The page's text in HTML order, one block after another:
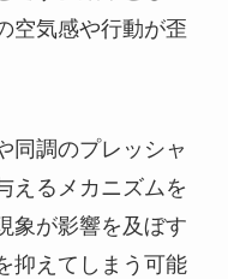
空気感や行動が歪
同調のプレッシャ
えるメカニズムを
象が影響を及ぼす
抑えてしまう可能